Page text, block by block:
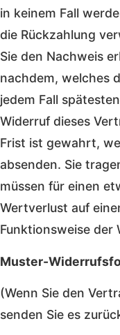
in keinem Fall
die Rückzahlung
Sie den Nachweis
nachdem, welches
jedem Fall
Widerruf dieses
Frist ist gewahrt,
absenden. Sie
müssen für einen
Wertverlust auf
Funktionsweise
Muster-
(Wenn Sie den
senden Sie es